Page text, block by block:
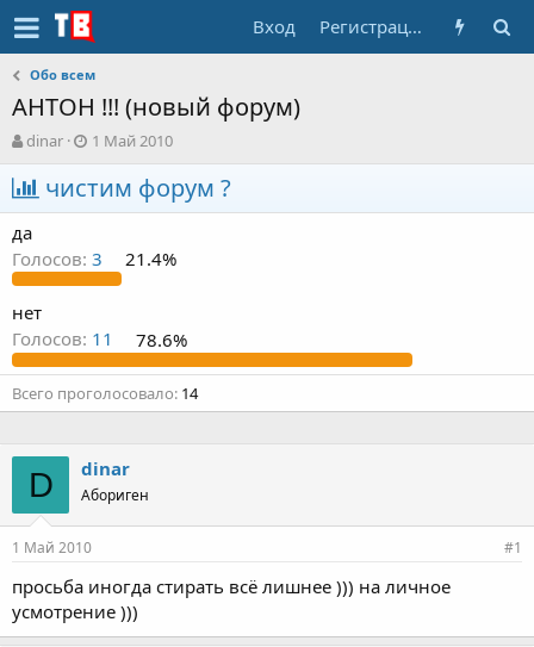
Вход Регистрация
Обо всем
АНТОН !!! (новый форум)
А
в
т
о
р
т
е
м
ы
dinar
Д
а
т
а
ч
а
а
1 Май 2010
чистим форум ?
да
Голосов: 3 21.4%
нет
Голосов: 11 78.6%
Всего проголосовало 14
D dinar
Абориген
1 Май 2010 #1
просьба иногда стирать всё лишнее ))) на личное
усмотрение )))